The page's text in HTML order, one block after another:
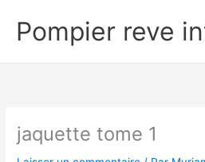
contenu
Pompier reve
jaquette tome 1